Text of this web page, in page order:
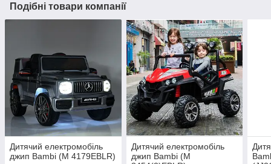
Подібні товари компанії
Дитячий електромобіль
джип Bambi (M 4179EBLR)
Дитячий електромобіль
джип Bambi (M